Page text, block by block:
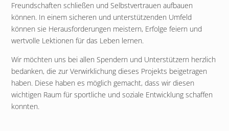
Freundschaften schließen und Selbstvertrauen aufbauen
können. In einem sicheren und unterstützenden Umfeld
können sie Herausforderungen meistern, Erfolge feiern und
wertvolle Lektionen für das Leben lernen.
Wir möchten uns bei allen Spendern und Unterstützern herzlich
bedanken, die zur Verwirklichung dieses Projekts beigetragen
haben. Diese haben es möglich gemacht, dass wir diesen
wichtigen Raum für sportliche und soziale Entwicklung schaffen
konnten.